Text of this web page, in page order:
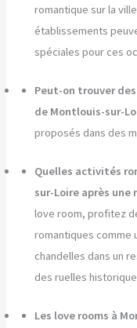
romantique sur la
établissements
spéciales pour ces
Peut-on trouver
de Montlouis-sur-
proposés dans des
Quelles activités
sur-Loire après une
love room, profitez
romantiques comme
chandelles dans un
des ruelles
Les love rooms à